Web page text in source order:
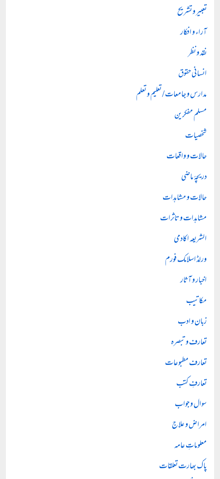
تعبیر و تشریح
آراء و افکار
نقد و نظر
انسانی حقوق
مدارس و جامعات / تعلیم و تعلم
مسلم مفکرین
شخصیات
حالات و واقعات
دریچۂ ماضی
حالات و مشاہدات
مشاہدات و تاثرات
الشریعہ اکادمی
ورلڈ اسلامک فورم
اخبار و آثار
مکاتیب
زبان و ادب
تعارف و تبصرہ
تعارف مطبوعات
تعارفِ کتب
سوال و جواب
امراض و علاج
معلوماتِ عامہ
پاک بھارت تعلقات